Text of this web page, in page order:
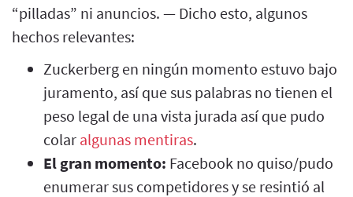
“pilladas” ni anuncios. — Dicho esto, algunos
hechos relevantes:
Zuckerberg en ningún momento estuvo bajo
juramento, así que sus palabras no tienen el
peso legal de una vista jurada así que pudo
colar algunas mentiras.
El gran momento: Facebook no quiso/pudo
enumerar sus competidores y se resintió al